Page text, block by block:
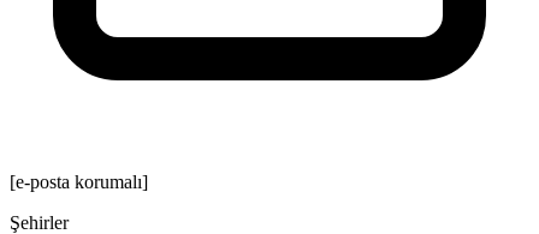
[e-posta korumalı]
Şehirler